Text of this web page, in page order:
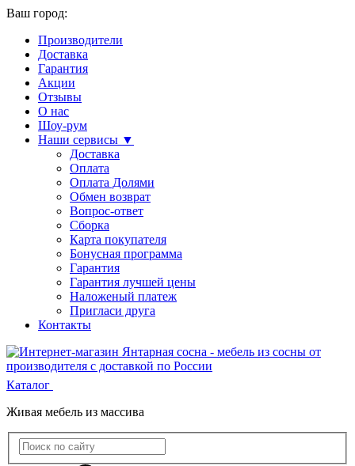
Ваш город:
Производители
Доставка
Гарантия
Акции
Отзывы
О нас
Шоу-рум
Наши сервисы ▼
Доставка
Оплата
Оплата Долями
Обмен возврат
Вопрос-ответ
Сборка
Карта покупателя
Бонусная программа
Гарантия
Гарантия лучшей цены
Наложеный платеж
Пригласи друга
Контакты
Каталог
Живая мебель из массива